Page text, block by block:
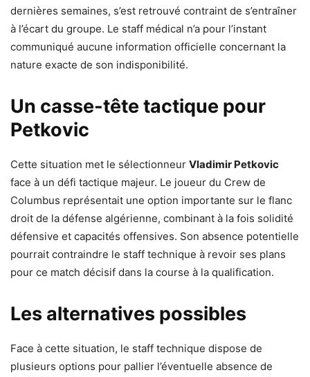
dernières semaines, s’est retrouvé contraint de s’entraîner
à l’écart du groupe. Le staff médical n’a pour l’instant
communiqué aucune information officielle concernant la
nature exacte de son indisponibilité.
Un casse-tête tactique pour
Petkovic
Cette situation met le sélectionneur Vladimir Petkovic
face à un défi tactique majeur. Le joueur du Crew de
Columbus représentait une option importante sur le flanc
droit de la défense algérienne, combinant à la fois solidité
défensive et capacités offensives. Son absence potentielle
pourrait contraindre le staff technique à revoir ses plans
pour ce match décisif dans la course à la qualification.
Les alternatives possibles
Face à cette situation, le staff technique dispose de
plusieurs options pour pallier l’éventuelle absence de